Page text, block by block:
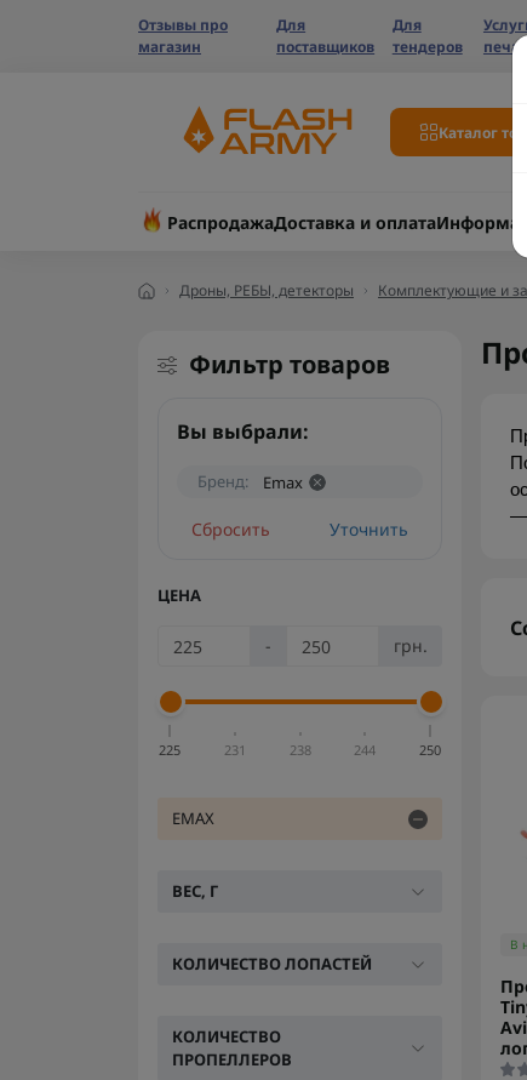
Отзывы про
магазин
Для
поставщиков
Для
тендеров
печати
Каталог
РаспродажаДоставка и оплата
Дроны, РЕБЫ, детекторы Комплектующие и
Фильтр товаров
Вы выбрали:
Бренд: Emax
Сбросить Уточнить
ЦЕНА
- грн.
225 231 238 244 250
EMAX
ВЕС, Г
КОЛИЧЕСТВО ЛОПАСТЕЙ
КОЛИЧЕСТВО
ПРОПЕЛЛЕРОВ
—
В